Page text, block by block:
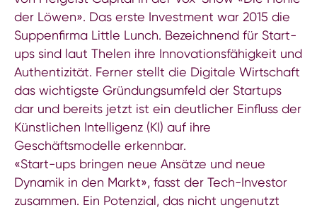
der Löwen». Das erste Investment war 2015 die
Suppenfirma Little Lunch. Bezeichnend für Start-
ups sind laut Thelen ihre Innovationsfähigkeit und
Authentizität. Ferner stellt die Digitale Wirtschaft
das wichtigste Gründungsumfeld der Startups
dar und bereits jetzt ist ein deutlicher Einfluss der
Künstlichen Intelligenz (KI) auf ihre
Geschäftsmodelle erkennbar.
«Start-ups bringen neue Ansätze und neue
Dynamik in den Markt», fasst der Tech-Investor
zusammen. Ein Potenzial, das nicht ungenutzt